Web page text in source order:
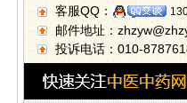
客服QQ：
邮件地址：
投诉电话：010-